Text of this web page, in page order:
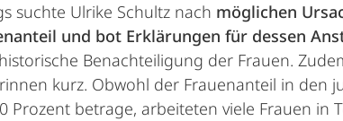
suchte Ulrike Schultz nach möglichen
und bot Erklärungen für dessen
Benachteiligung der Frauen.
kurz. Obwohl der Frauenanteil in den
Prozent betrage, arbeiteten viele Frauen in